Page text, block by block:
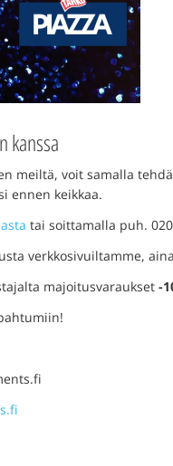
kanssa
meiltä, voit samalla
ennen keikkaa.
tai soittamalla puh.
verkkosivuiltamme,
majoitusvaraukset -